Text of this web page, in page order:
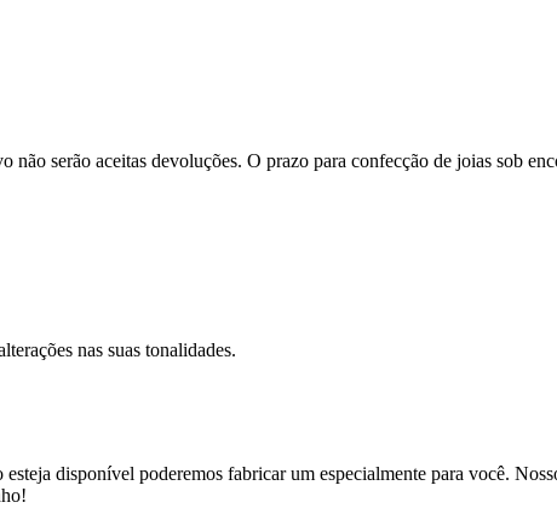
serão aceitas devoluções. O prazo para confecção de joias sob
nas suas tonalidades.
disponível poderemos fabricar um especialmente para você.